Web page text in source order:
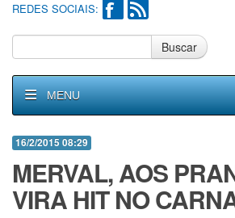
REDES SOCIAIS:
Buscar
MENU
16/2/2015 08:29
MERVAL, AOS
VIRA HIT NO